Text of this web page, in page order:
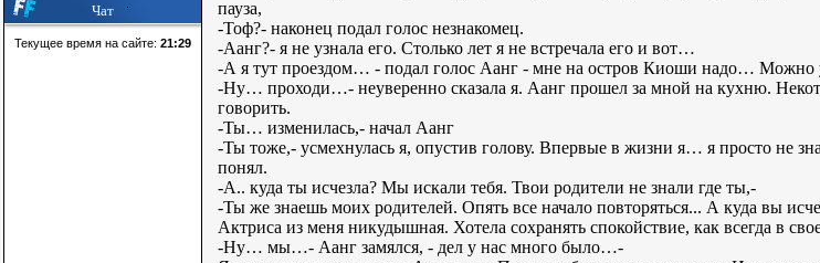
Чат
Текущее время на сайте: 21:29
пауза,
-Тоф?- наконец подал голос незнакомец.
-Аанг?- я не узнала его. Столько лет я не встречала его и вот…
-А я тут проездом… - подал голос Аанг - мне на остров Киоши надо… Можно у
-Ну… проходи…- неуверенно сказала я. Аанг прошел за мной на кухню.
говорить.
-Ты… изменилась,- начал Аанг
-Ты тоже,- усмехнулась я, опустив голову. Впервые в жизни я… я просто не
понял.
-А.. куда ты исчезла? Мы искали тебя. Твои родители не знали где ты,-
-Ты же знаешь моих родителей. Опять все начало повторяться... А куда вы
Актриса из меня никудышная. Хотела сохранять спокойствие, как всегда в
-Ну… мы…- Аанг замялся, - дел у нас много было…-